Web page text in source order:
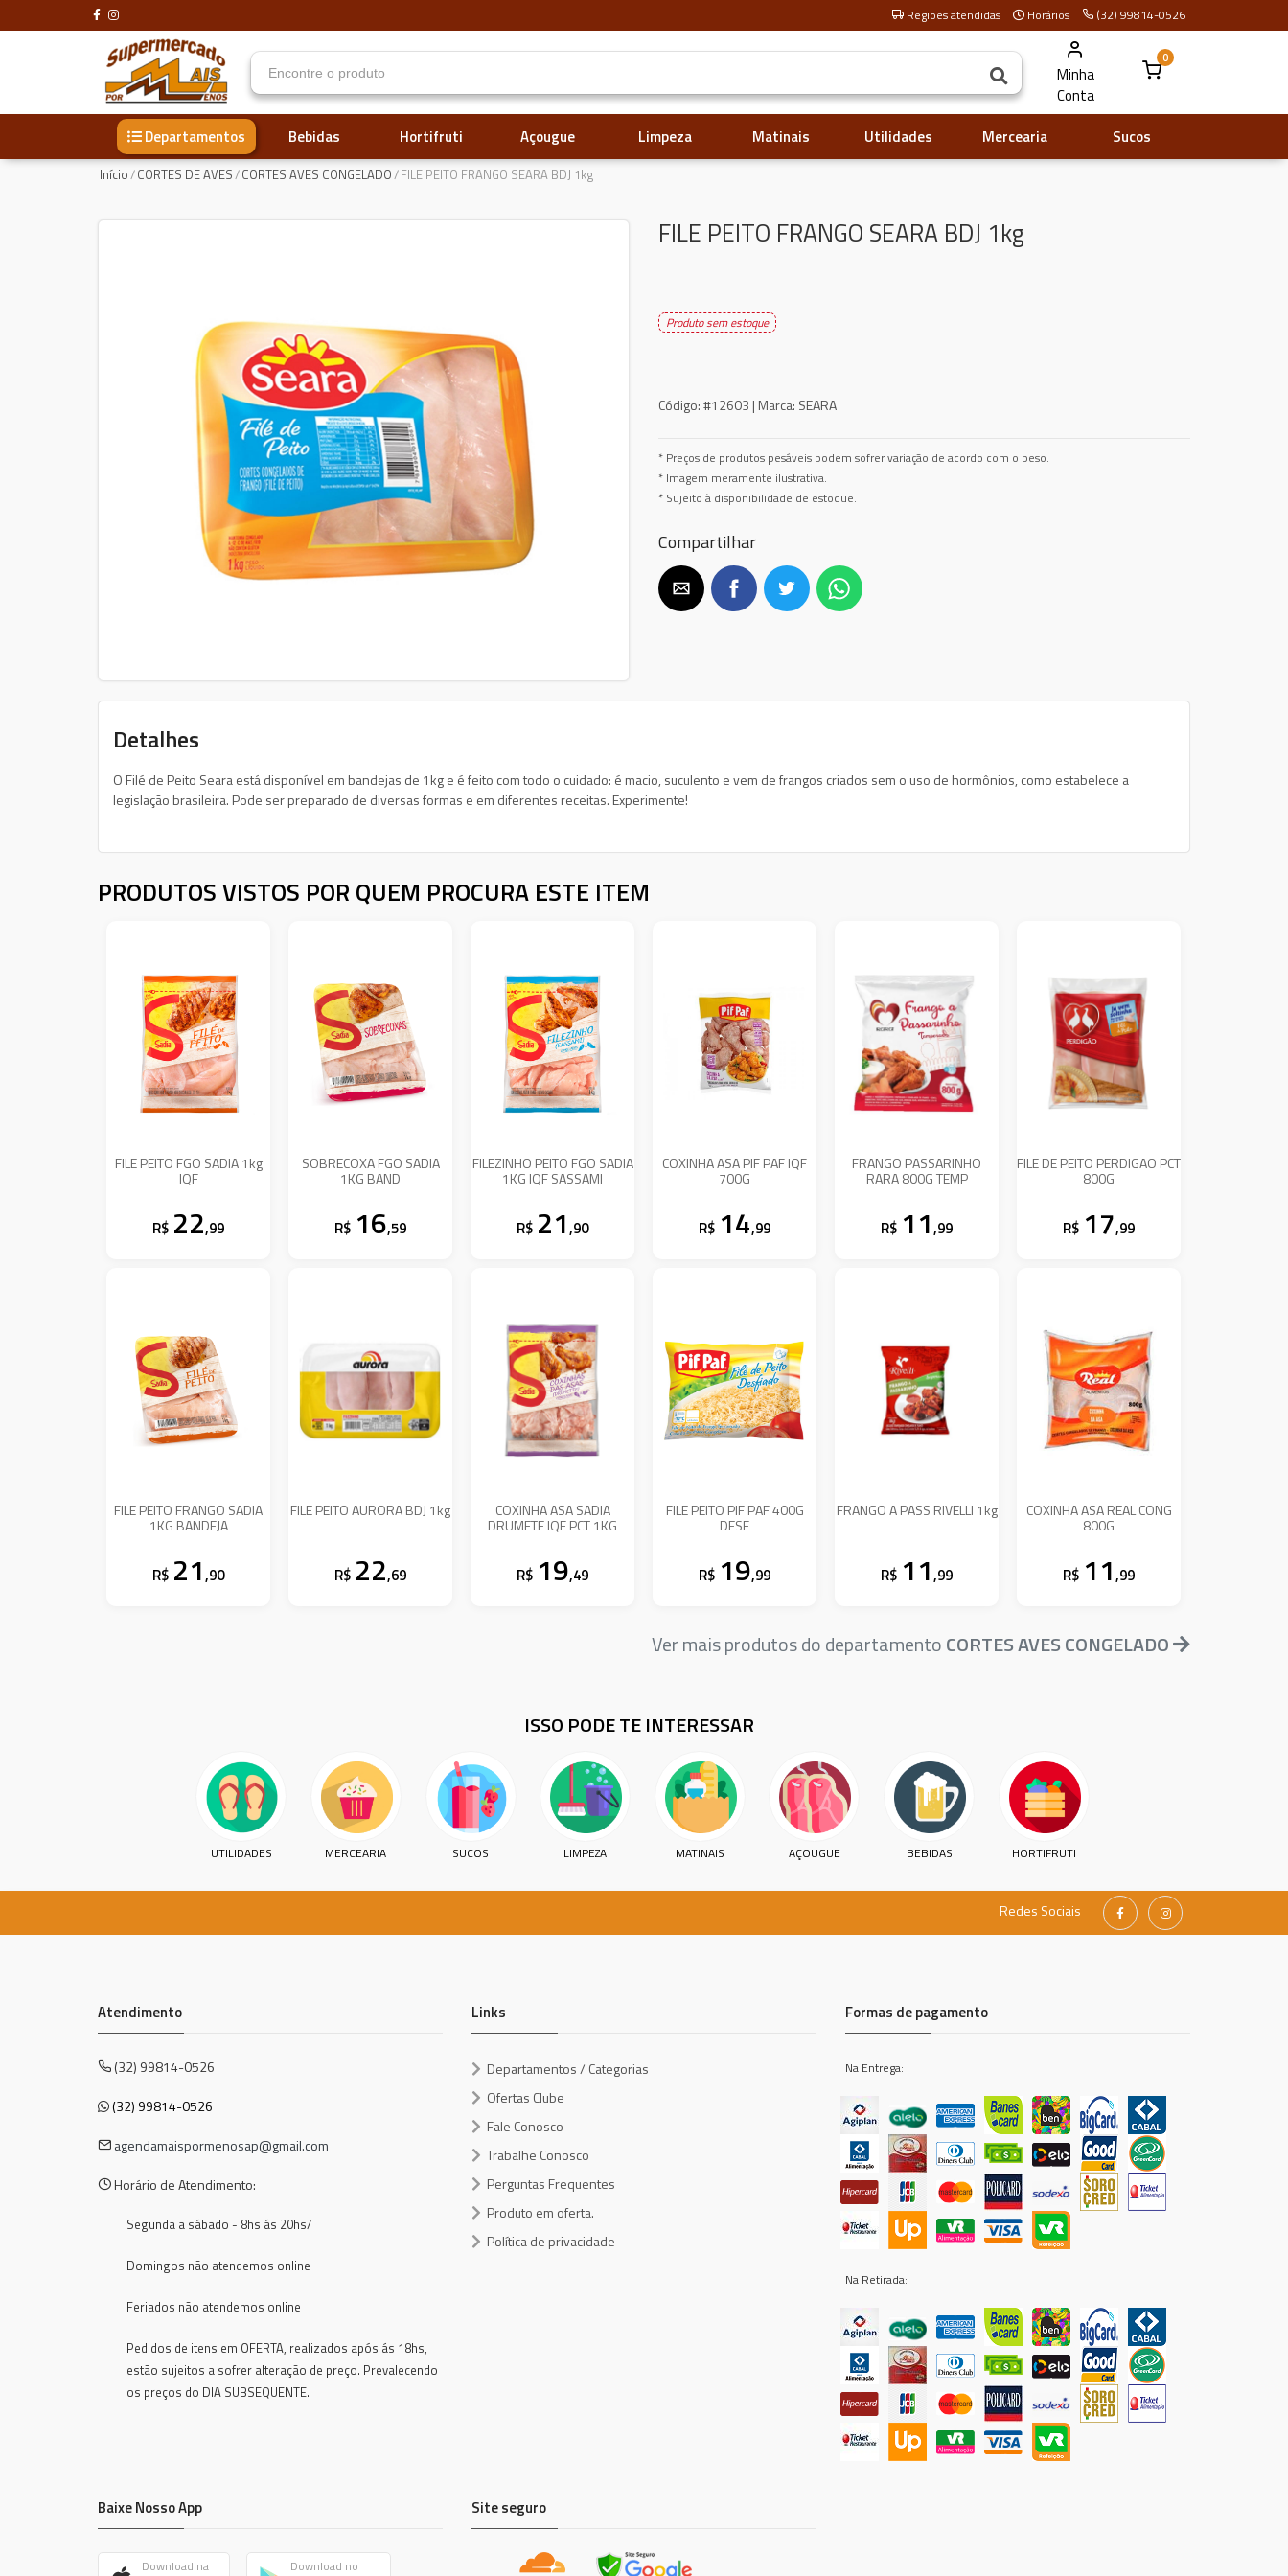
Regiões atendidas Horários (32) 99814-0526
Minha
Conta
0
Departamentos Sucos
Mercearia
Utilidades
Matinais
Limpeza
Açougue
Hortifruti
Bebidas
Início/CORTES DE AVES/CORTES AVES CONGELADO/FILE PEITO FRANGO SEARA BDJ 1kg
FILE PEITO FRANGO SEARA BDJ 1kg
Produto sem estoque
Código:#12603 | Marca: SEARA
* Preços de produtos pesáveis podem sofrer variação de acordo com o peso.
* Imagem meramente ilustrativa.
* Sujeito à disponibilidade de estoque.
Compartilhar
Detalhes
O Filé de Peito Seara está disponível em bandejas de 1kg e é feito com todo o cuidado: é macio, suculento e vem de frangos criados sem o uso de hormônios, como estabelece a
legislação brasileira. Pode ser preparado de diversas formas e em diferentes receitas. Experimente!
PRODUTOS VISTOS POR QUEM PROCURA ESTE ITEM
FILE PEITO FGO SADIA 1kg
IQF
R$ 22,99
SOBRECOXA FGO SADIA
1KG BAND
R$ 16,59
FILEZINHO PEITO FGO SADIA
1KG IQF SASSAMI
R$ 21,90
COXINHA ASA PIF PAF IQF
700G
R$ 14,99
FRANGO PASSARINHO
RARA 800G TEMP
R$ 11,99
FILE DE PEITO PERDIGAO PCT
800G
R$ 17,99
FILE PEITO FRANGO SADIA
1KG BANDEJA
R$ 21,90
FILE PEITO AURORA BDJ 1kg
R$ 22,69
COXINHA ASA SADIA
DRUMETE IQF PCT 1KG
R$ 19,49
FILE PEITO PIF PAF 400G
DESF
R$ 19,99
FRANGO A PASS RIVELLI 1kg
R$ 11,99
COXINHA ASA REAL CONG
800G
R$ 11,99
Ver mais produtos do departamentoCORTES AVES CONGELADO
ISSO PODE TE INTERESSAR
UTILIDADES MERCEARIA SUCOS LIMPEZA MATINAIS AÇOUGUE BEBIDAS HORTIFRUTI
Redes Sociais
Atendimento
(32) 99814-0526
(32) 99814-0526
agendamaispormenosap@gmail.com
Horário de Atendimento:
Segunda a sábado - 8hs ás 20hs/
Domingos não atendemos online
Feriados não atendemos online
Pedidos de itens em OFERTA, realizados após ás 18hs,
estão sujeitos a sofrer alteração de preço. Prevalecendo
os preços do DIA SUBSEQUENTE.
Links
Departamentos / Categorias
Ofertas Clube
Fale Conosco
Trabalhe Conosco
Perguntas Frequentes
Produto em oferta.
Política de privacidade
Formas de pagamento
Na Entrega:
Na Retirada:
Baixe Nosso App
Download na Download no
Site seguro